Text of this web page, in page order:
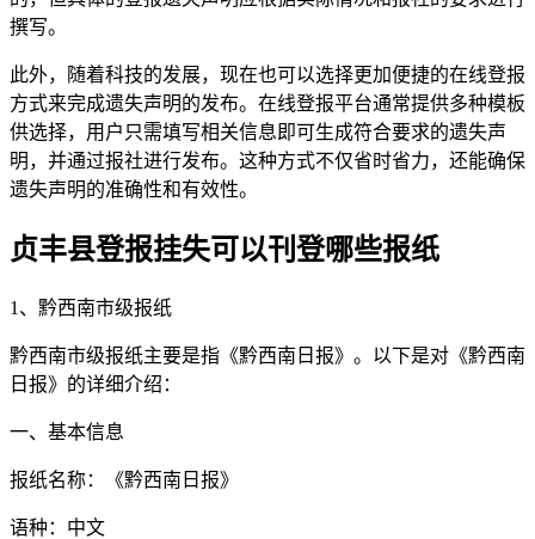
撰写。
此外，随着科技的发展，现在也可以选择更加便捷的在线登报
方式来完成遗失声明的发布。在线登报平台通常提供多种模板
供选择，用户只需填写相关信息即可生成符合要求的遗失声
明，并通过报社进行发布。这种方式不仅省时省力，还能确保
遗失声明的准确性和有效性。
贞丰县登报挂失可以刊登哪些报纸
1、黔西南市级报纸
黔西南市级报纸主要是指《黔西南日报》。以下是对《黔西南
日报》的详细介绍：
一、基本信息
报纸名称：《黔西南日报》
语种：中文